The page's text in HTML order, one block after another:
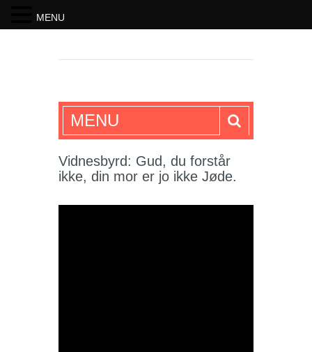
SKRIFTEN
MENU
Vidnesbyrd: Gud, du forstår
ikke, din mor er jo ikke Jøde.
MENU